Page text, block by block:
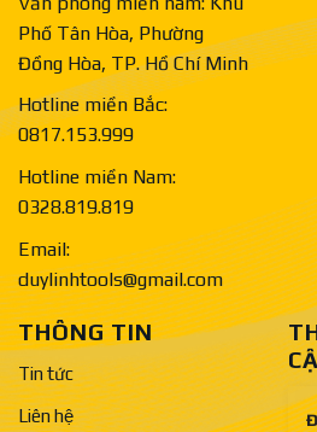
Phố Tân Hòa, Phường
Đồng Hòa, TP. Hồ Chí Minh
Hotline miền Bắc:
0817.153.999
Hotline miền Nam:
0328.819.819
Email:
duylinhtools@gmail.com
THÔNG TIN
Tin tức
Liên hệ